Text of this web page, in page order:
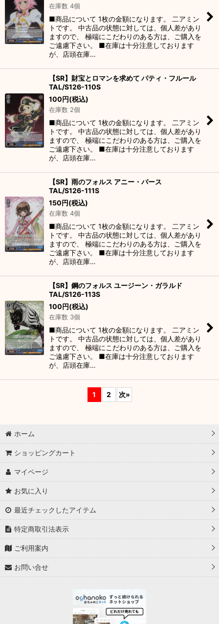
在庫数 4個
■商品について 1枚の金額になります。 二アミン
トです。 中古品の状態に対しては、個人差があり
ますので、 極端にこだわりのある方は、ご購入を
ご遠慮下さい。 ■在庫は十分注意しております
が、店頭在庫…
【SR】財宝とロマンを求めて パティ・フルール
TAL/S126-110S
100円(税込)
在庫数 2個
■商品について 1枚の金額になります。 二アミン
トです。 中古品の状態に対しては、個人差があり
ますので、 極端にこだわりのある方は、ご購入を
ご遠慮下さい。 ■在庫は十分注意しております
が、店頭在庫…
【SR】雨のフォルス アニー・バース
TAL/S126-111S
150円(税込)
在庫数 4個
■商品について 1枚の金額になります。 二アミン
トです。 中古品の状態に対しては、個人差があり
ますので、 極端にこだわりのある方は、ご購入を
ご遠慮下さい。 ■在庫は十分注意しております
が、店頭在庫…
【SR】鋼のフォルス ユージーン・ガラルド
TAL/S126-113S
100円(税込)
在庫数 3個
■商品について 1枚の金額になります。 二アミン
トです。 中古品の状態に対しては、個人差があり
ますので、 極端にこだわりのある方は、ご購入を
ご遠慮下さい。 ■在庫は十分注意しております
が、店頭在庫…
1 2 次»
ホーム
ショッピングカート
マイページ
お気に入り
最近チェックしたアイテム
特定商取引法表示
ご利用案内
お問い合せ